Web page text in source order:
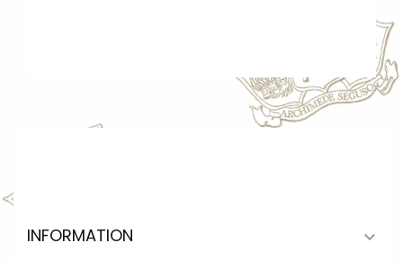
INFORMATION 